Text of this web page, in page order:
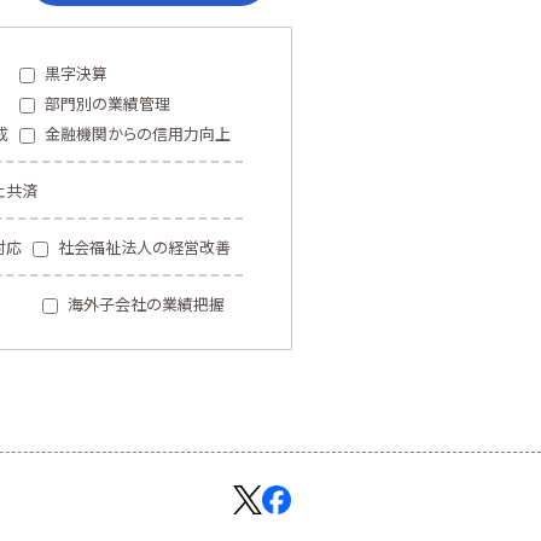
黒字決算
部門別の業績管理
金融機関からの信用力向上
共済
応 社会福祉法人の経営改善
海外子会社の業績把握